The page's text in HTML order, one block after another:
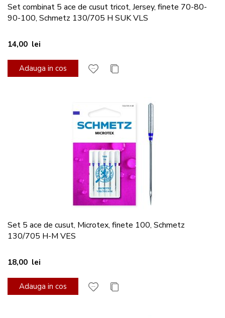
Set combinat 5 ace de cusut tricot, Jersey, finete 70-80-
90-100, Schmetz 130/705 H SUK VLS
14,00 lei
Adauga in cos
Set 5 ace de cusut, Microtex, finete 100, Schmetz
130/705 H-M VES
18,00 lei
Adauga in cos